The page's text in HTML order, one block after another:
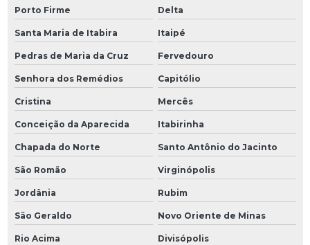
Porto Firme Delta
Santa Maria de Itabira Itaipé
Pedras de Maria da Cruz Fervedouro
Senhora dos Remédios Capitólio
Cristina Mercês
Conceição da Aparecida Itabirinha
Chapada do Norte Santo Antônio do Jacinto
São Romão Virginópolis
Jordânia Rubim
São Geraldo Novo Oriente de Minas
Rio Acima Divisópolis